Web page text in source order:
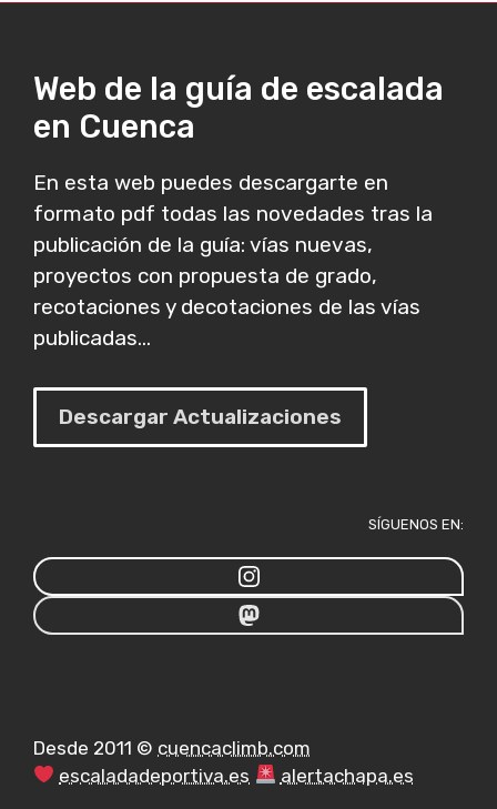
Web de la guía de escalada
en Cuenca
En esta web puedes descargarte en
formato pdf todas las novedades tras la
publicación de la guía: vías nuevas,
proyectos con propuesta de grado,
recotaciones y decotaciones de las vías
publicadas...
Descargar Actualizaciones
SÍGUENOS EN:
Desde 2011 © cuencaclimb.com
escaladadeportiva.es
alertachapa.es